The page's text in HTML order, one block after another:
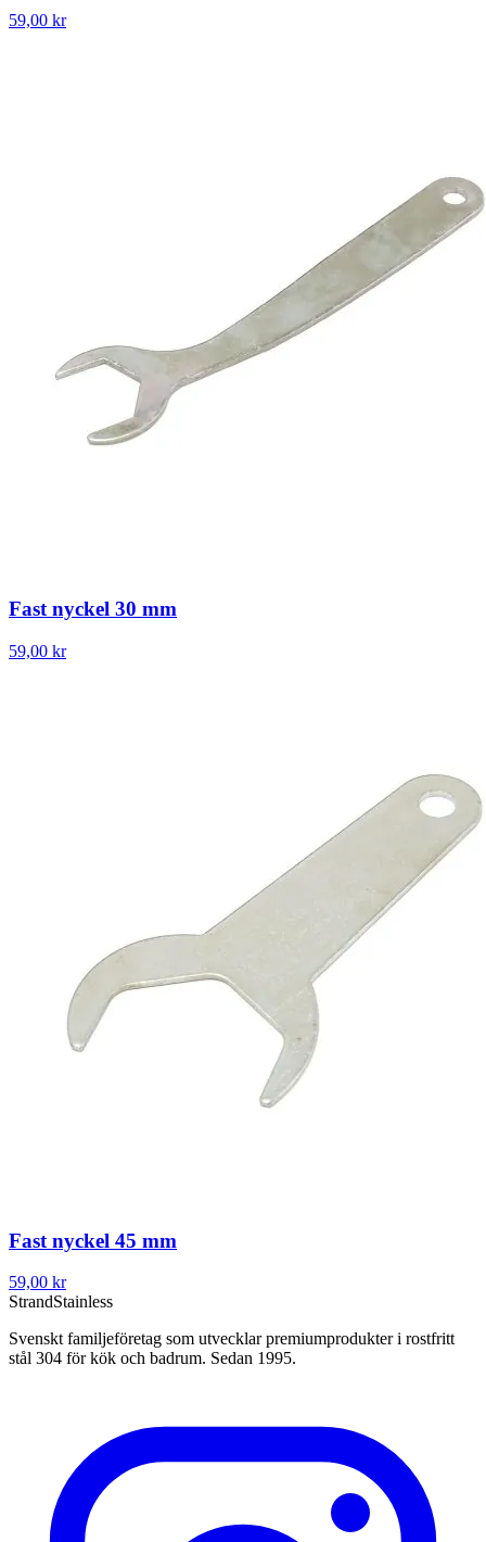
59,00 kr
Fast nyckel 30 mm
59,00 kr
Fast nyckel 45 mm
59,00 kr
StrandStainless
Svenskt familjeföretag som utvecklar premiumprodukter i rostfritt
stål 304 för kök och badrum. Sedan 1995.